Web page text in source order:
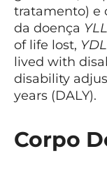
tratamento) e
da doença YLL
of life lost, YDL
lived with
disability
years (DALY).
Corpo